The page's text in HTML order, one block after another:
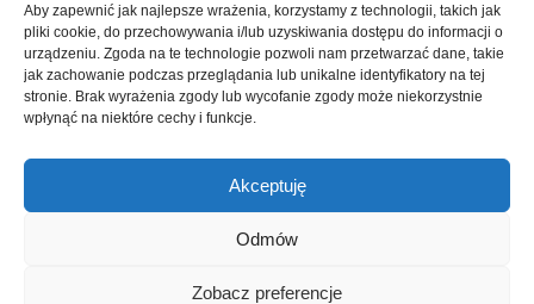
Aby zapewnić jak najlepsze wrażenia, korzystamy z technologii, takich jak
pliki cookie, do przechowywania i/lub uzyskiwania dostępu do informacji o
urządzeniu. Zgoda na te technologie pozwoli nam przetwarzać dane, takie
jak zachowanie podczas przeglądania lub unikalne identyfikatory na tej
stronie. Brak wyrażenia zgody lub wycofanie zgody może niekorzystnie
wpłynąć na niektóre cechy i funkcje.
Akceptuję
Odmów
Zobacz preferencje
Szukana
fraza
Ochrona Danych Osobowych
Polityka plików cookies (EU)